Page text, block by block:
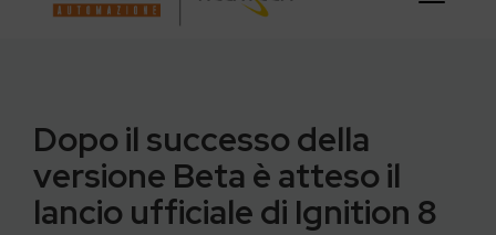
Dopo il successo della
versione Beta è atteso il
lancio ufficiale di Ignition 8